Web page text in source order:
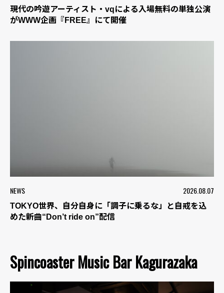
現代の吟遊アーティスト・vqによる入場無料の単独公演
がWWW企画『FREE』にて開催
NEWS 2026.08.07
TOKYO世界、自分自身に「調子に乗るな」と自戒を込
めた新曲“Don’t ride on”配信
Spincoaster Music Bar Kagurazaka